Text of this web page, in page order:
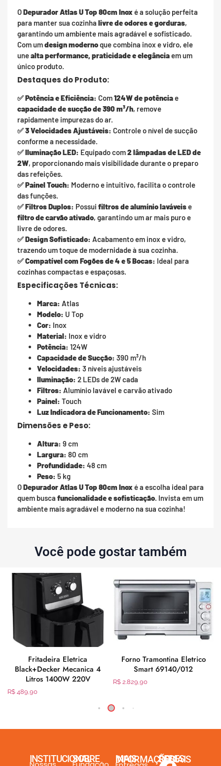
ODepurador Atlas U Top 80cm Inoxé a solução perfeita
para manter sua cozinha livre de odores e gorduras,
garantindo um ambiente mais agradável e sofisticado.
Com umdesign modernoque combina inox e vidro, ele
unealta performance, praticidade e elegânciaem um
único produto.
Destaques do Produto:
✅Potência e Eficiência: Com124W de potênciae
capacidade de sucção de 390 m³/h, remove
rapidamente impurezas do ar.
✅3 Velocidades Ajustáveis: Controle o nível de sucção
conforme a necessidade.
✅Iluminação LED: Equipado com2 lâmpadas de LED de
2W, proporcionando mais visibilidade durante o preparo
das refeições.
✅Painel Touch: Moderno e intuitivo, facilita o controle
das funções.
✅Filtros Duplos: Possui filtros de alumínio laváveise
filtro de carvão ativado, garantindo um ar mais puro e
livre de odores.
✅Design Sofisticado: Acabamento em inox e vidro,
trazendo um toque de modernidade à sua cozinha.
✅Compatível com Fogões de 4 e 5 Bocas: Ideal para
cozinhas compactas e espaçosas.
Especificações Técnicas:
Marca: Atlas
Modelo: U Top
Cor: Inox
Material: Inox e vidro
Potência: 124W
Capacidade de Sucção: 390 m³/h
Velocidades: 3 níveis ajustáveis
Iluminação: 2 LEDs de 2W cada
Filtros: Alumínio lavável e carvão ativado
Painel: Touch
Luz Indicadora de Funcionamento: Sim
Dimensões e Peso:
Altura: 9 cm
Largura: 80 cm
Profundidade: 48 cm
Peso: 5 kg
ODepurador Atlas U Top 80cm Inoxé a escolha ideal para
quem busca funcionalidade e sofisticação. Invista em um
ambiente mais agradável e moderno na sua cozinha!
Você pode gostar também
Fritadeira Eletrica
Black+Decker Mecanica 4
Litros 1400W 220V
R$ 489,90
Forno Tramontina Eletrico
Smart 69140/012
R$ 2.829,90
INSTITUCIONAL
SOBRE MAIS INFORMAÇÕESREDES SOCIAIS